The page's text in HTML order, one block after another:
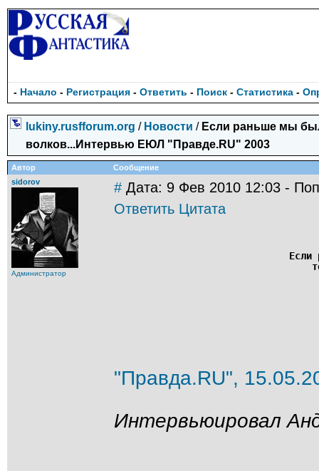
- Начало - Регистрация - Ответить - Поиск - Статистика -
lukiny.rusfforum.org / Новости / Если раньше мы
волков...Интервью ЕЮЛ "Правде.RU" 2003
Автор
Сообщение
sidorov
Администратор
# Дата: 9 Фев 2010 12:03 -
Ответить Цитата
Если
"Правда.RU",
Интервьюировал